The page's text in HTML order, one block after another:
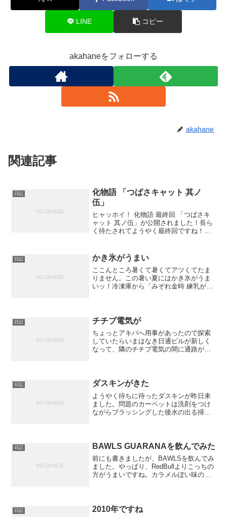
LINE コピー
akahaneをフォローする
akahane
関連記事
日記
化物語 「つばさキャット 其ノ
伍」
ヒャッホイ！ 化物語 最終回 「つばさキ
ャット 其ノ伍」が公開されました！長ら
く待たされてようやく最終回ですね！な
んでみてー！！やっぱ、アニメで傷物語
やるのかなあっ...
日記 かき氷がうまい
ここんところ暑くて暑くてアツくてたま
りません。この暑い夏にはかき氷がうま
いッ！冷凍庫から「みぞれ金時 練乳が
日記 チチブ電気が
ちょっとアキバへ用事があったので探索
していたらいまはなき日通ビルが新しく
なって、隣のチチブ電気の間に通路が出
す。おでん缶で有名になった...
日記 ダスキンがきた
ようやく待ちに待ったダスキンが昨日来
ました。問題のカーペットは洗剤をつけ
ながらブラッシングした後水の出る掃除
いいそうです。その後...
日記 BAWLS GUARANAを飲んでみた
前にも書きましたが、BAWLSを飲んでみ
ました。やっぱり、RedBullよりこっちの
方がうまいですね。カラメルぽい味のサ
日記 2010年ですね